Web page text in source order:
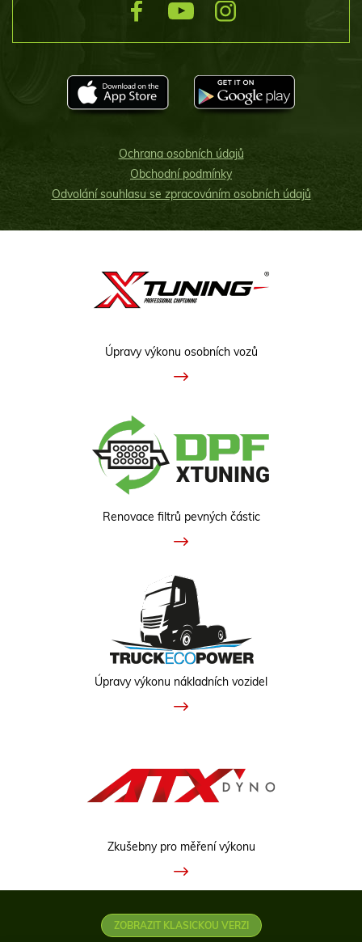
Ochrana osobních údajů
Obchodní podmínky
Odvolání souhlasu se zpracováním osobních údajů
Úpravy výkonu osobních vozů
Renovace filtrů pevných částic
Úpravy výkonu nákladních vozidel
Zkušebny pro měření výkonu
ZOBRAZIT KLASICKOU VERZI